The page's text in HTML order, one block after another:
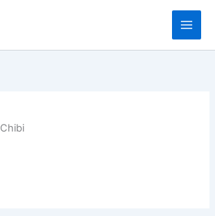
Chibi